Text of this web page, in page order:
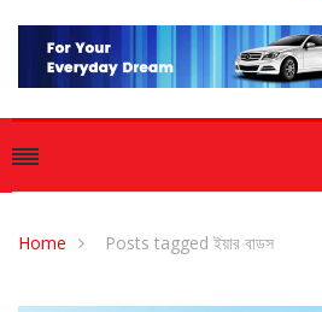
Home Posts tagged ইয়ার বাডস